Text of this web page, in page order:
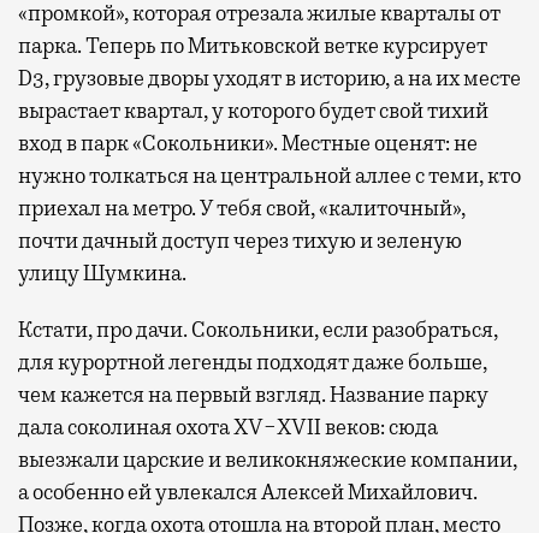
«промкой», которая отрезала жилые кварталы от
парка. Теперь по Митьковской ветке курсирует
D3, грузовые дворы уходят в историю, а на их месте
вырастает квартал, у которого будет свой тихий
вход в парк «Сокольники». Местные оценят: не
нужно толкаться на центральной аллее с теми, кто
приехал на метро. У тебя свой, «калиточный»,
почти дачный доступ через тихую и зеленую
улицу Шумкина.
Кстати, про дачи. Сокольники, если разобраться,
для курортной легенды подходят даже больше,
чем кажется на первый взгляд. Название парку
дала соколиная охота XV−XVII веков: сюда
выезжали царские и великокняжеские компании,
а особенно ей увлекался Алексей Михайлович.
Позже, когда охота отошла на второй план, место